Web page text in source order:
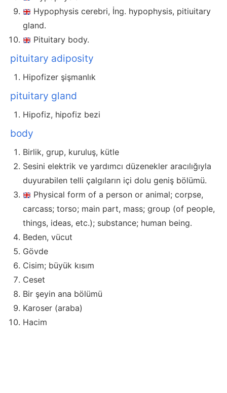
Hypophysis cerebri, İng. hypophysis, pitiuitary
gland.
Pituitary body.
pituitary adiposity
Hipofizer şişmanlık
pituitary gland
Hipofiz, hipofiz bezi
body
Birlik, grup, kuruluş, kütle
Sesini elektrik ve yardımcı düzenekler aracılığıyla
duyurabilen telli çalgıların içi dolu geniş bölümü.
Physical form of a person or animal; corpse,
carcass; torso; main part, mass; group (of people,
things, ideas, etc.); substance; human being.
Beden, vücut
Gövde
Cisim; büyük kısım
Ceset
Bir şeyin ana bölümü
Karoser (araba)
Hacim